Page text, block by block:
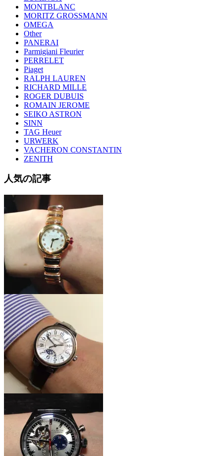
MONTBLANC
MORITZ GROSSMANN
OMEGA
Other
PANERAI
Parmigiani Fleurier
PERRELET
Piaget
RALPH LAUREN
RICHARD MILLE
ROGER DUBUIS
ROMAIN JEROME
SEIKO ASTRON
SINN
TAG Heuer
URWERK
VACHERON CONSTANTIN
ZENITH
人気の記事